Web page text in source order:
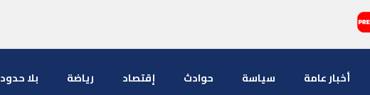
أخبار عامة سياسة حوادث إقتصاد رياضة بلا حدود